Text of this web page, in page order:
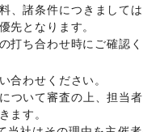
/ その他ビジネス・オフ
、諸条件につきまして
先となります。
打ち合わせ時にご確認く
合わせください。
ついて審査の上、担当
ます。